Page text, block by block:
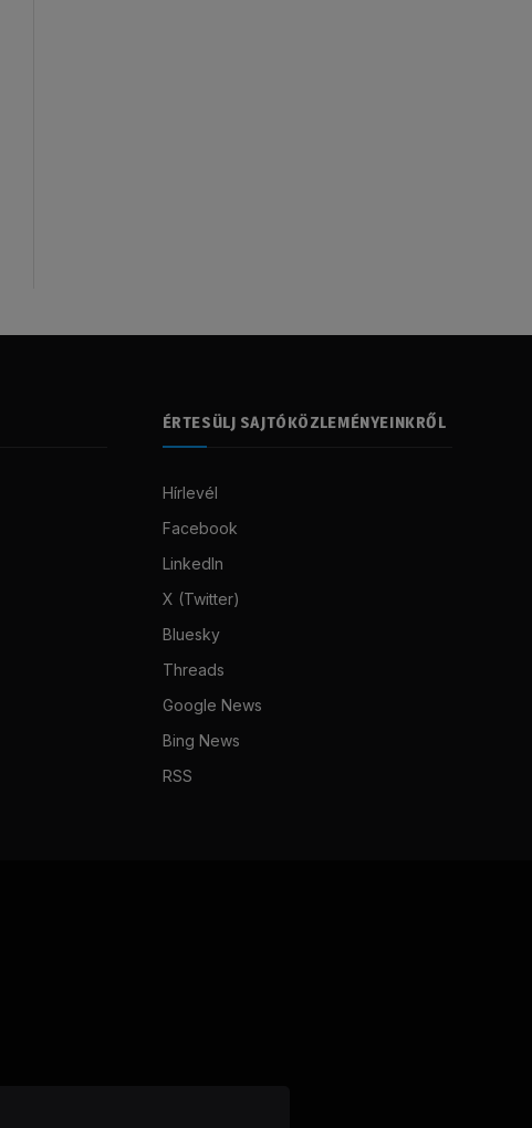
ÉRTESÜLJ SAJTÓKÖZLEMÉNYEINKRŐL
Hírlevél
Facebook
LinkedIn
X (Twitter)
Bluesky
Threads
Google News
Bing News
RSS